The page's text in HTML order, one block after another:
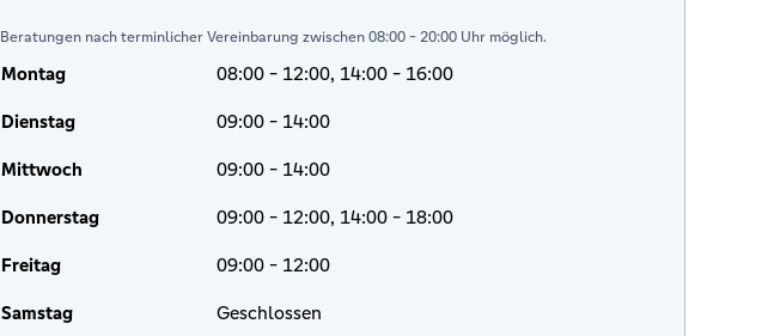
Beratungen nach terminlicher Vereinbarung zwischen 08:00 - 20:00 Uhr möglich.
Montag 08:00 - 12:00, 14:00 - 16:00
Dienstag 09:00 - 14:00
Mittwoch 09:00 - 14:00
Donnerstag 09:00 - 12:00, 14:00 - 18:00
Freitag 09:00 - 12:00
Samstag Geschlossen